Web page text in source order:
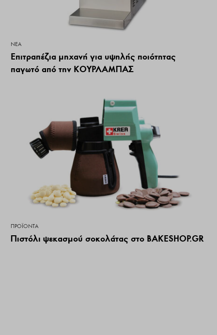
ΝΕΑ
Επιτραπέζια μηχανή για υψηλής ποιότητας
παγωτό από την ΚΟΥΡΛΑΜΠΑΣ
ΠΡΟΪΌΝΤΑ
Πιστόλι ψεκασμού σοκολάτας στο BAKESHOP.GR